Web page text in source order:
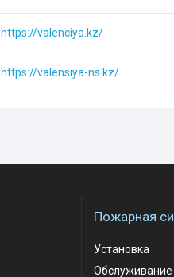
https://valenciya.kz/
https://valensiya-ns.kz/
Пожарная
Установка
Обслуживание